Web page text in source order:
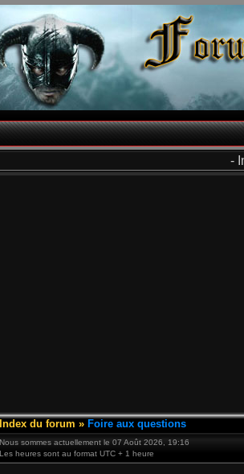
-
Index du forum » Foire aux questions
Nous sommes actuellement le 07 Août 2026, 19:16
Les heures sont au format UTC + 1 heure